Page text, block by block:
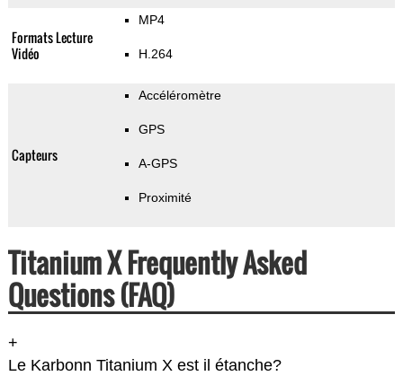
Formats Lecture
Vidéo
MP4
H.264
Capteurs
Accéléromètre
GPS
A-GPS
Proximité
Titanium X Frequently Asked
Questions (FAQ)
+
Le Karbonn Titanium X est il étanche?